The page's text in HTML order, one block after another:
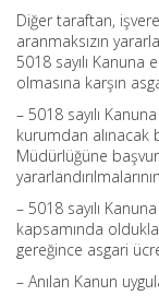
Diğer taraftan,
aranmaksızın
5018 sayılı Kanuna
olmasına karşın
– 5018 sayılı
kurumdan alınacak
Müdürlüğüne
– 5018 sayılı
kapsamında
gereğince asgari
– Anılan Kanun